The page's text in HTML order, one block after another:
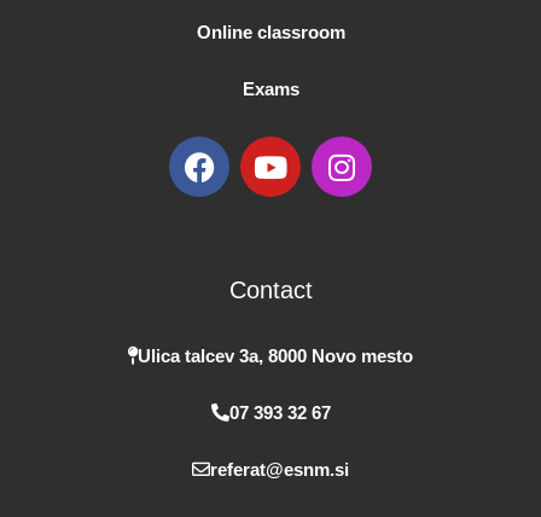
Online classroom
Exams
F
a
c
k
Y
o
u
b
I
n
s
a
Contact
Ulica talcev 3a, 8000 Novo mesto
07 393 32 67
referat@esnm.si